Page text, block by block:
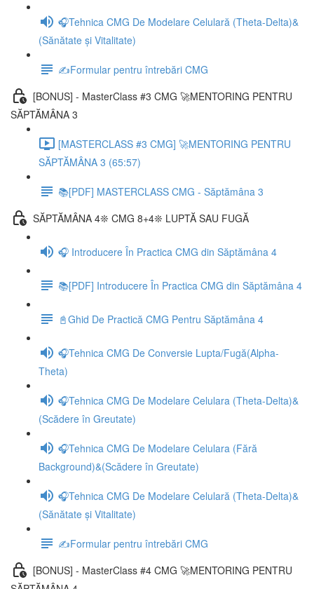
🎧Tehnica CMG De Modelare Celulară (Theta-Delta)&
(Sănătate și Vitalitate)
✍️Formular pentru întrebări CMG
[BONUS] - MasterClass #3 CMG 🚀MENTORING PENTRU
SĂPTĂMÂNA 3
[MASTERCLASS #3 CMG] 🚀MENTORING PENTRU
SĂPTĂMÂNA 3 (65:57)
📚[PDF] MASTERCLASS CMG - Săptămâna 3
SĂPTĂMÂNA 4❊ CMG 8+4❊ LUPTĂ SAU FUGĂ
🎧 Introducere În Practica CMG din Săptămâna 4
📚[PDF] Introducere În Practica CMG din Săptămâna 4
📓Ghid De Practică CMG Pentru Săptămâna 4
🎧Tehnica CMG De Conversie Lupta/Fugă(Alpha-
Theta)
🎧Tehnica CMG De Modelare Celulara (Theta-Delta)&
(Scădere în Greutate)
🎧Tehnica CMG De Modelare Celulara (Fără
Background)&(Scădere în Greutate)
🎧Tehnica CMG De Modelare Celulară (Theta-Delta)&
(Sănătate și Vitalitate)
✍️Formular pentru întrebări CMG
[BONUS] - MasterClass #4 CMG 🚀MENTORING PENTRU